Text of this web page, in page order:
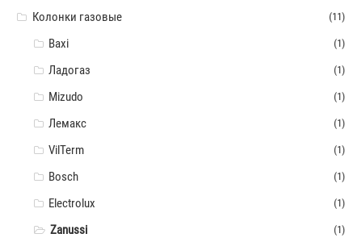
Колонки газовые (11)
Baxi (1)
Ладогаз (1)
Mizudo (1)
Лемакс (1)
VilTerm (1)
Bosch (1)
Electrolux (1)
Zanussi (1)